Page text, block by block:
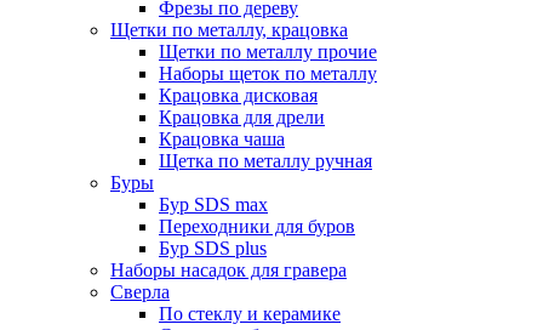
Фрезы по дереву
Щетки по металлу, крацовка
Щетки по металлу прочие
Наборы щеток по металлу
Крацовка дисковая
Крацовка для дрели
Крацовка чаша
Щетка по металлу ручная
Буры
Бур SDS max
Переходники для буров
Бур SDS plus
Наборы насадок для гравера
Сверла
По стеклу и керамике